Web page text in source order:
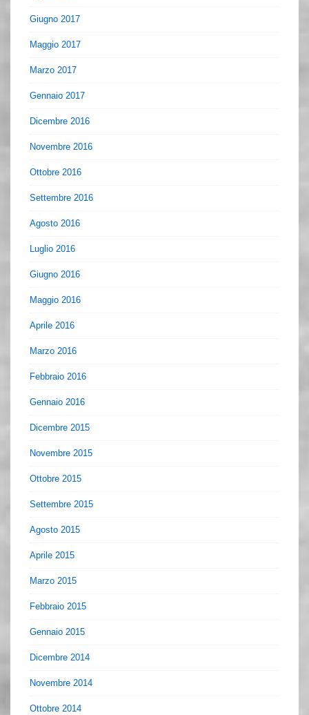
Giugno 2017
Maggio 2017
Marzo 2017
Gennaio 2017
Dicembre 2016
Novembre 2016
Ottobre 2016
Settembre 2016
Agosto 2016
Luglio 2016
Giugno 2016
Maggio 2016
Aprile 2016
Marzo 2016
Febbraio 2016
Gennaio 2016
Dicembre 2015
Novembre 2015
Ottobre 2015
Settembre 2015
Agosto 2015
Aprile 2015
Marzo 2015
Febbraio 2015
Gennaio 2015
Dicembre 2014
Novembre 2014
Ottobre 2014